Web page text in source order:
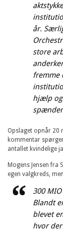
år.
store
fremme
hjælp
Opslaget opnår 20
kommentar
antallet kvindelige
Mogens Jensen fra
egen valgkreds,
300 MIO
Blandt
blevet
hvor